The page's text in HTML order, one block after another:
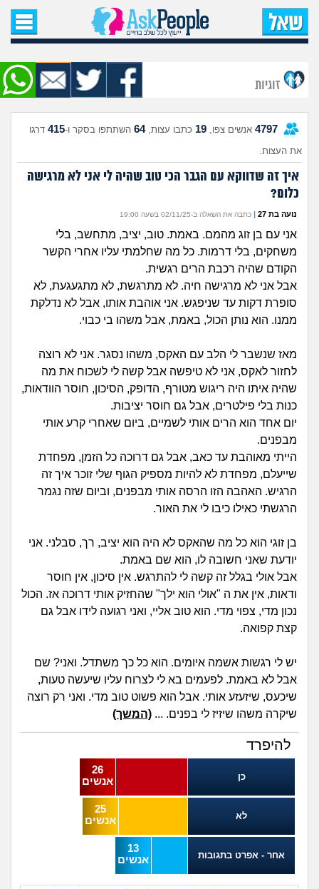
עמוד הבית
שאל שאלה
שאלות חדשות
שאלות שעוררו עניין
עצות חדשות
מה קורה כאן?
מתחם הטיפים
מדורים
זוגיות
היריון ולידה
הורות ומשפחה
מתבגרים
מהבקו"ם... ועד מתי?!
לימודים וסטודנטים
עבודה וקריירה
חברים ואנשים
בית, שכנים ושותפים
שומרים על הגוף
פיננסי וכלכלה
בין הסדינים
חיות מחמד
יוקר המחיה
גאווה
חיפוש שאלות
הרשמה | התחברות
זוגיות
4797 אנשים צפו, 19 כתבו עצות,64 השתתפו בסקר ו-415 דרגו
את העצות.
איך זה שדווקא עם הגבר הכי טוב שהיה לי אני לא מרגישה
כלום?
נועה בת 27 | כתבה את השאלה ב-02/11/25 בשעה 19:00
אני עם בן זוג מהמם. באמת. טוב, יציב, מתחשב, בלי
משחקים, בלי דרמות. כל מה שחלמתי עליו אחרי הקשר
הקודם שהיה רכבת הרים רגשית.
אבל אני לא מרגישה חיה. לא מתרגשת, לא מתגעגעת, לא
סופרת דקות עד שניפגש. אני אוהבת אותו, אבל לא נדלקת
ממנו. הוא נותן הכול, באמת, אבל משהו בי כבוי.
מאז שנשבר לי הלב עם האקס, משהו נסגר. אני לא רוצה
לחזור לאקס, אני לא טיפשה אבל קשה לי לשכוח את מה
שהיה איתו היה ריגוש מטורף, הדופק, הסיכון, חוסר הוודאות,
כנות בלי פילטרים, אבל גם חוסר יציבות.
יום אחד הוא הרים אותי לשמיים, ביום שאחרי קרע אותי
מבפנים.
הייתי מאוהבת עד כאב, אבל גם דרוכה כל הזמן, מפחדת
שייעלם, מפחדת לא להיות מספיק הגוף שלי זוכר איך זה
הרגיש. האהבה הזו הרסה אותי מבפנים, וביום שזה נגמר
הרגשתי כאילו כיבו לי את האור.
בן זוגי הוא כל מה שהאקס לא היה הוא יציב, רך, סבלני. אני
יודעת שאני חשובה לו, הוא שם באמת.
אבל אולי בגלל זה קשה לי להתרגש. אין סיכון, אין חוסר
ודאות, אין את ה "אולי הוא ילך" שהחזיק אותי דרוכה אז. הכול
נכון מדי, צפוי מדי. הוא טוב אליי, ואני רגועה לידו אבל גם
קצת קפואה.
יש לי רגשות אשמה איומים. הוא כל כך משתדל. ואני? שם
אבל לא באמת. לפעמים בא לי לצרוח עליו שיעשה טעות,
שיכעס, שיזעזע אותי. אבל הוא פשוט טוב מדי. ואני רק רוצה
שיקרה משהו שיזיז לי בפנים. ... (המשך)
להיפרד
כן
26
אנשים
לא
25
אנשים
אחר - אפרט בתגובות
13
אנשים